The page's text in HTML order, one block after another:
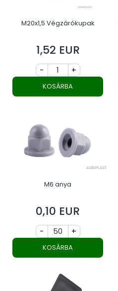
M20x1,5 Végzárókupak
Ár
1,52 EUR
- +
KOSÁRBA
M6 anya
Ár
0,10 EUR
- +
KOSÁRBA